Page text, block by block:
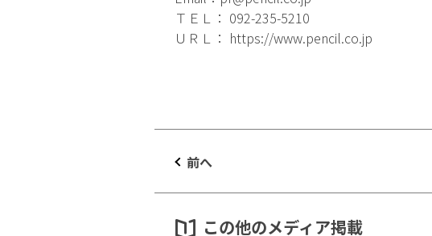
ＴＥＬ： 092-235-5210
ＵＲＬ： https://www.pencil.co.jp
前へ
この他のメディア掲載